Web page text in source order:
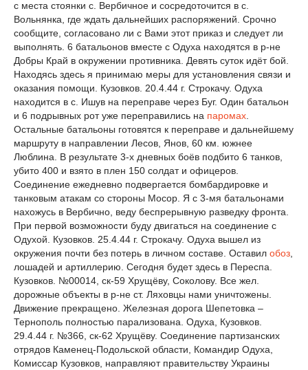
с места стоянки с. Вербичное и сосредоточится в с.
Вольнянка, где ждать дальнейших распоряжений. Срочно
сообщите, согласовано ли с Вами этот приказ и следует ли
выполнять. 6 батальонов вместе с Одуха находятся в р-не
Добры Край в окружении противника. Девять суток идёт бой.
Находясь здесь я принимаю меры для установления связи и
оказания помощи. Кузовков. 20.4.44 г. Строкачу. Одуха
находится в с. Ишув на переправе через Буг. Один батальон
и 6 подрывных рот уже переправились на паромах
Остальные батальоны готовятся к переправе и дальнейшему
маршруту в направлении Лесов, Янов, 60 км. южнее
Люблина. В результате 3-х дневных боёв подбито 6 танков,
убито 400 и взято в плен 150 солдат и офицеров.
Соединение ежедневно подвергается бомбардировке и
танковым атакам со стороны Мосор. Я с 3-мя батальонами
нахожусь в Вербично, веду беспрерывную разведку фронта.
При первой возможности буду двигаться на соединение с
Одухой. Кузовков. 25.4.44 г. Строкачу. Одуха вышел из
окружения почти без потерь в личном составе. Оставил обоз
лошадей и артиллерию. Сегодня будет здесь в Переспа.
Кузовков. №00014, ск-59 Хрущёву, Соколову. Все жел.
дорожные объекты в р-не ст. Ляховцы нами уничтожены.
Движение прекращено. Железная дорога Шепетовка –
Тернополь полностью парализована. Одуха, Кузовков.
29.4.44 г. №366, ск-62 Хрущёву. Соединение партизанских
отрядов Каменец-Подольской области, Командир Одуха,
Комиссар Кузовков, направляют правительству Украины